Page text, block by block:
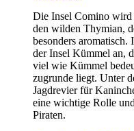
Die Insel Comino
den wilden Thymian,
besonders
der Insel Kümmel an,
viel wie Kümmel
zugrunde liegt. Unter
Jagdrevier für
eine wichtige Rolle
Piraten.